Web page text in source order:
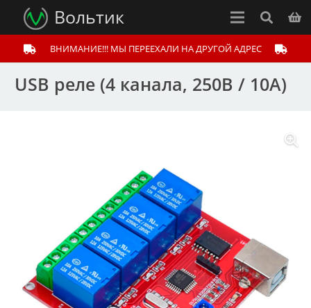
Вольтик
ВНИМАНИЕ!!! МЫ ПЕРЕЕХАЛИ НА ДРУГОЙ АДРЕС
USB реле (4 канала, 250В / 10А)